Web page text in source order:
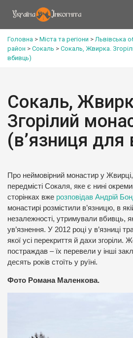
Головна > Міста та регіони >Львівська
район > Сокаль > Сокаль, Жвирка.
вбивць)
Сокаль,
Згорілий
(в’язниця для
Про неймовірний монастир у
передмісті Сокаля, яке є нині
сторінках вже розповідав Андрій
монастирі розмістили в’язницю, в
незалежності, утримували вбивць,
ув’язнення. У 2012 році у в’язниці
якої усі перекриття й дахи згоріли.
постраждав – їх перевели у інші
десять років стоїть у руїні.
Фото Романа Маленкова.